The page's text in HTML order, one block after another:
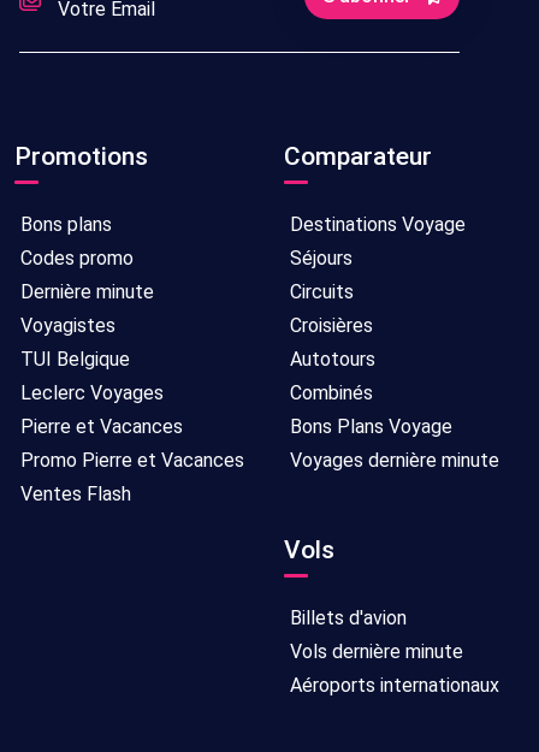
Promotions
Bons plans
Codes promo
Dernière minute
Voyagistes
TUI Belgique
Leclerc Voyages
Pierre et Vacances
Promo Pierre et Vacances
Ventes Flash
Comparateur
Destinations Voyage
Séjours
Circuits
Croisières
Autotours
Combinés
Bons Plans Voyage
Voyages dernière minute
Vols
Billets d'avion
Vols dernière minute
Aéroports internationaux